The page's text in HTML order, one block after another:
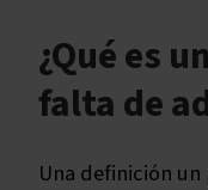
¿Qué es
falta de
Una definición